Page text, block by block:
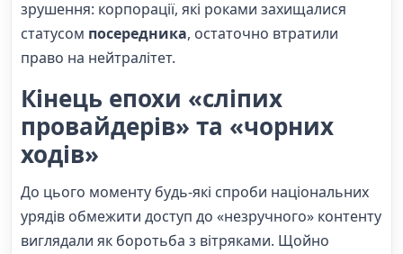
зрушення: корпорації, які роками захищалися
статусом посередника, остаточно втратили
право на нейтралітет.
Кінець епохи «сліпих
провайдерів» та «чорних
ходів»
До цього моменту будь-які спроби національних
урядів обмежити доступ до «незручного» контенту
виглядали як боротьба з вітряками. Щойно